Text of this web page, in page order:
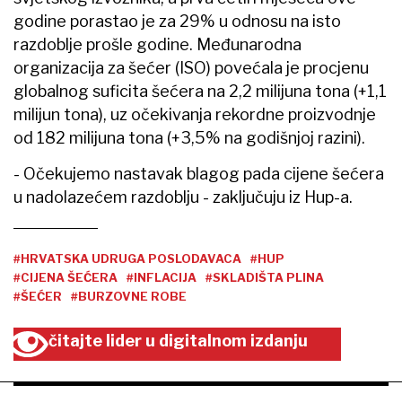
godine porastao je za 29% u odnosu na isto
razdoblje prošle godine. Međunarodna
organizacija za šećer (ISO) povećala je procjenu
globalnog suficita šećera na 2,2 milijuna tona (+1,1
milijun tona), uz očekivanja rekordne proizvodnje
od 182 milijuna tona (+3,5% na godišnjoj razini).
- Očekujemo nastavak blagog pada cijene šećera
u nadolazećem razdoblju - zaključuju iz Hup-a.
#HRVATSKA UDRUGA POSLODAVACA
#HUP
#CIJENA ŠEĆERA
#INFLACIJA
#SKLADIŠTA PLINA
#ŠEĆER
#BURZOVNE ROBE
čitajte lider u digitalnom izdanju